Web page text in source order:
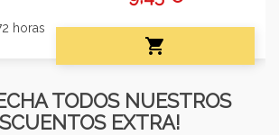
horas

TODOS NUESTROS
EXTRA!